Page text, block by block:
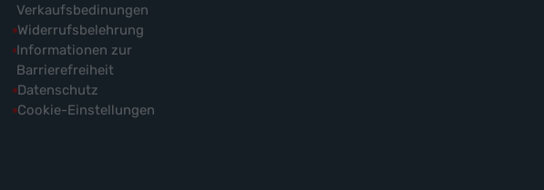
Verkaufsbedinungen
Widerrufsbelehrung
Informationen zur
Barrierefreiheit
Datenschutz
Cookie-Einstellungen